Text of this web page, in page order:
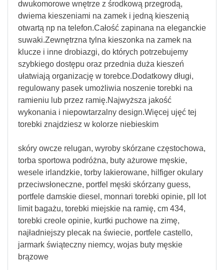
dwukomorowe wnętrze z środkową przegrodą,
dwiema kieszeniami na zamek i jedną kieszenią
otwartą np na telefon.Całość zapinana na eleganckie
suwaki.Zewnętrzna tylna kieszonka na zamek na
klucze i inne drobiazgi, do których potrzebujemy
szybkiego dostępu oraz przednia duża kieszeń
ułatwiają organizację w torebce.Dodatkowy długi,
regulowany pasek umożliwia noszenie torebki na
ramieniu lub przez ramię.Najwyższa jakość
wykonania i niepowtarzalny design.Więcej ujęć tej
torebki znajdziesz w kolorze niebieskim
skóry owcze relugan, wyroby skórzane częstochowa,
torba sportowa podróżna, buty ażurowe męskie,
wesele irlandzkie, torby lakierowane, hilfiger okulary
przeciwsłoneczne, portfel męski skórzany guess,
portfele damskie diesel, monnari torebki opinie, pll lot
limit bagażu, torebki miejskie na ramię, cm 434,
torebki creole opinie, kurtki puchowe na zimę,
najładniejszy plecak na świecie, portfele castello,
jarmark świąteczny niemcy, wojas buty męskie
brązowe